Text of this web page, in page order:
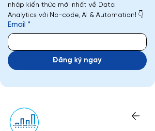
nhập kiến thức mới nhất về Data
Analytics với No-code, AI & Automation! 👇
Email *
Đăng ký ngay